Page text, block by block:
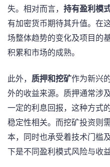
失。相对而言， 持有盈利模
有加密货币期待其升值。在
场整体趋势的变化及项目的
积累和市场的成熟。
此外， 质押和挖矿作为新兴
外的收益来源。质押通常涉
一定的利息回报，这种方式
稳定性相关。而挖矿投资则
本，同时也承受着技术门槛
下是不同盈利模式风险与收